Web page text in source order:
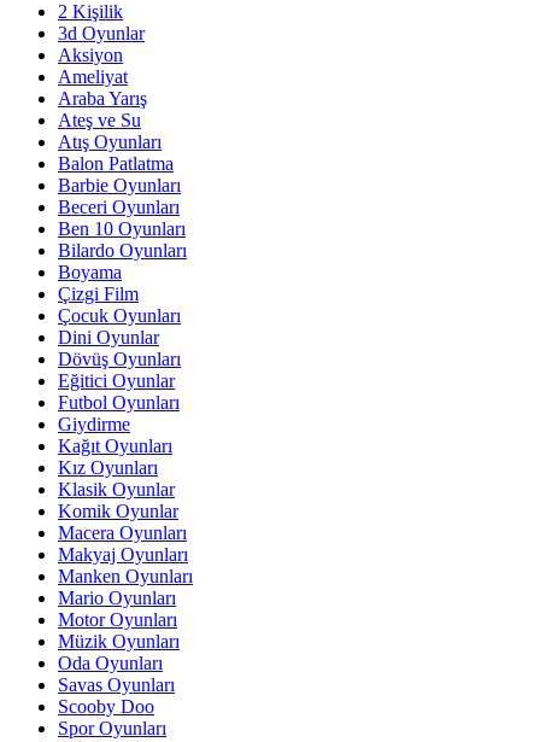
2 Kişilik
3d Oyunlar
Aksiyon
Ameliyat
Araba Yarış
Ateş ve Su
Atış Oyunları
Balon Patlatma
Barbie Oyunları
Beceri Oyunları
Ben 10 Oyunları
Bilardo Oyunları
Boyama
Çizgi Film
Çocuk Oyunları
Dini Oyunlar
Dövüş Oyunları
Eğitici Oyunlar
Futbol Oyunları
Giydirme
Kağıt Oyunları
Kız Oyunları
Klasik Oyunlar
Komik Oyunlar
Macera Oyunları
Makyaj Oyunları
Manken Oyunları
Mario Oyunları
Motor Oyunları
Müzik Oyunları
Oda Oyunları
Savas Oyunları
Scooby Doo
Spor Oyunları